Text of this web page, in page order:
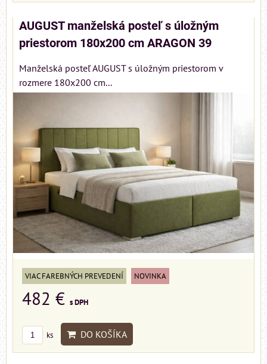
AUGUST manželská posteľ s úložným
priestorom 180x200 cm ARAGON 39
Manželská posteľ AUGUST s úložným priestorom v
rozmere 180x200 cm...
VIAC FAREBNÝCH PREVEDENÍ NOVINKA
482 € s DPH
ks DO KOŠÍKA